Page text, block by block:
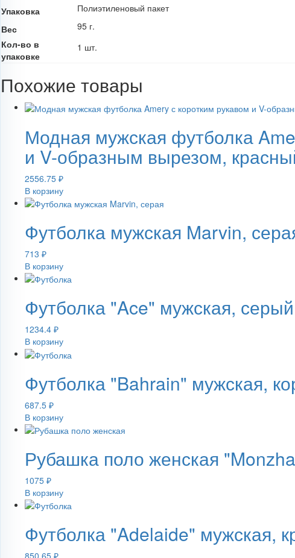
Упаковка
Полиэтиленовый пакет
Вес
95 г.
Кол-во в
упаковке
1 шт.
Похожие товары
Модная мужская футболка
и V-образным вырезом,
2556.75 ₽
В корзину
Футболка мужская Marvin,
713 ₽
В корзину
Футболка "Ace" мужская, серый
1234.4 ₽
В корзину
Футболка "Bahrain" мужская,
687.5 ₽
В корзину
Рубашка поло женская
1075 ₽
В корзину
Футболка "Adelaide" мужская,